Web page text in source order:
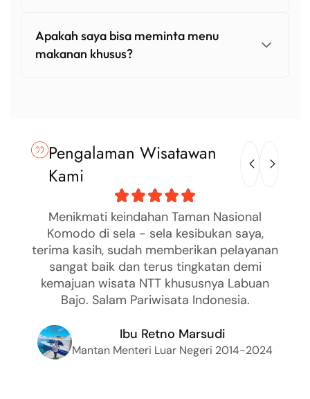
Apakah saya bisa meminta menu
makanan khusus?
Pengalaman Wisatawan
Kami
Menikmati keindahan Taman Nasional
Komodo di sela - sela kesibukan saya,
terima kasih, sudah memberikan pelayanan
sangat baik dan terus tingkatan demi
kemajuan wisata NTT khususnya Labuan
Bajo. Salam Pariwisata Indonesia.
Ibu Retno Marsudi
Mantan Menteri Luar Negeri 2014-2024